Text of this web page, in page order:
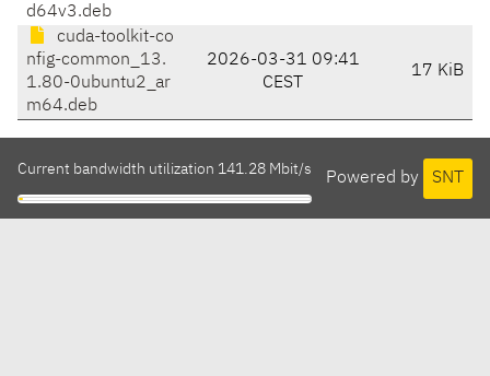
d64v3.deb
cuda-toolkit-co
nfig-common_13.
1.80-0ubuntu2_ar
m64.deb
2026-03-31 09:41
CEST
17 KiB
Powered by SNT
Current bandwidth utilization 141.28 Mbit/s